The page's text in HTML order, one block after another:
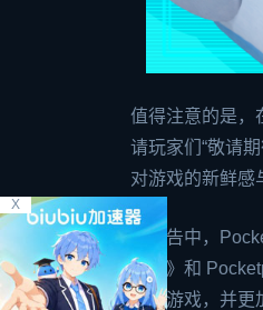
X
值得注意的是，
请玩家们“敬请
对游戏的新鲜感
在公告中，
帕鲁》和
研发游戏，并更